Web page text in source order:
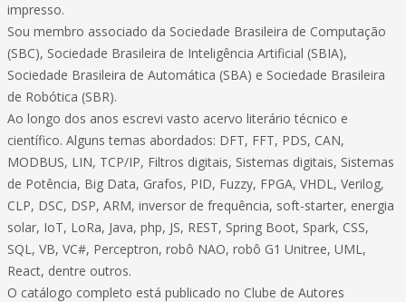
impresso.
Sou membro associado da Sociedade Brasileira de Computação
(SBC), Sociedade Brasileira de Inteligência Artificial (SBIA),
Sociedade Brasileira de Automática (SBA) e Sociedade Brasileira
de Robótica (SBR).
Ao longo dos anos escrevi vasto acervo literário técnico e
científico. Alguns temas abordados: DFT, FFT, PDS, CAN,
MODBUS, LIN, TCP/IP, Filtros digitais, Sistemas digitais, Sistemas
de Potência, Big Data, Grafos, PID, Fuzzy, FPGA, VHDL, Verilog,
CLP, DSC, DSP, ARM, inversor de frequência, soft-starter, energia
solar, IoT, LoRa, Java, php, JS, REST, Spring Boot, Spark, CSS,
SQL, VB, VC#, Perceptron, robô NAO, robô G1 Unitree, UML,
React, dentre outros.
O catálogo completo está publicado no Clube de Autores